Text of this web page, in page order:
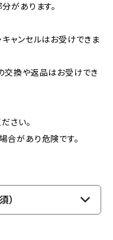
があります。
ャンセルはお受けできま
交換や返品はお受けでき
さい。
合があり危険です。
）